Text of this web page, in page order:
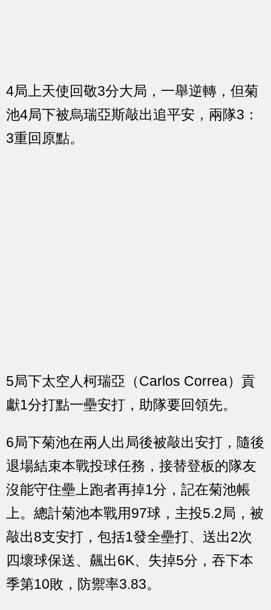
4局上天使回敬3分大局，一舉逆轉，但菊
池4局下被烏瑞亞斯敲出追平安，兩隊3：
3重回原點。
5局下太空人柯瑞亞（Carlos Correa）貢
獻1分打點一壘安打，助隊要回領先。
6局下菊池在兩人出局後被敲出安打，隨後
退場結束本戰投球任務，接替登板的隊友
沒能守住壘上跑者再掉1分，記在菊池帳
上。總計菊池本戰用97球，主投5.2局，被
敲出8支安打，包括1發全壘打、送出2次
四壞球保送、飆出6K、失掉5分，吞下本
季第10敗，防禦率3.83。